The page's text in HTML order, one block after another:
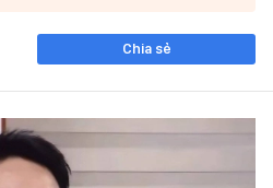
Chia sẻ